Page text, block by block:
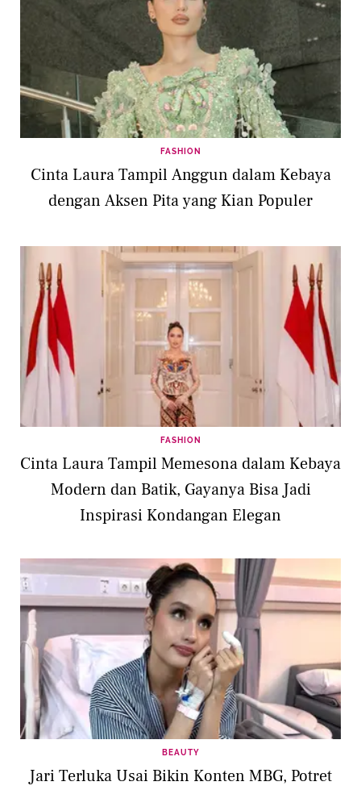
FASHION
Cinta Laura Tampil Anggun dalam Kebaya
dengan Aksen Pita yang Kian Populer
FASHION
Cinta Laura Tampil Memesona dalam Kebaya
Modern dan Batik, Gayanya Bisa Jadi
Inspirasi Kondangan Elegan
BEAUTY
Jari Terluka Usai Bikin Konten MBG, Potret